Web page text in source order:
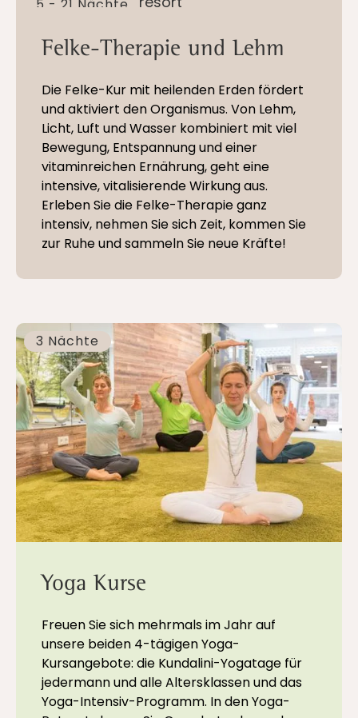
5 - 21 Nächte
Felke-Therapie und Lehm
Die Felke-Kur mit heilenden Erden fördert
und aktiviert den Organismus. Von Lehm,
Licht, Luft und Wasser kombiniert mit viel
Bewegung, Entspannung und einer
vitaminreichen Ernährung, geht eine
intensive, vitalisierende Wirkung aus.
Erleben Sie die Felke-Therapie ganz
intensiv, nehmen Sie sich Zeit, kommen Sie
zur Ruhe und sammeln Sie neue Kräfte!
3 Nächte
Yoga Kurse
Freuen Sie sich mehrmals im Jahr auf
unsere beiden 4-tägigen Yoga-
Kursangebote: die Kundalini-Yogatage für
jedermann und alle Altersklassen und das
Yoga-Intensiv-Programm. In den Yoga-